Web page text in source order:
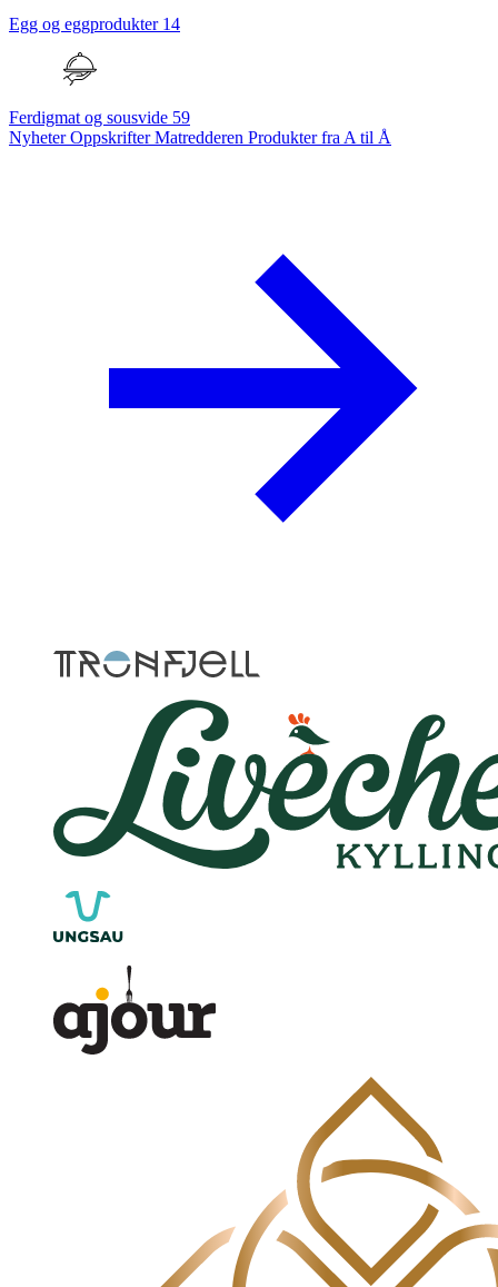
Egg og eggprodukter 14
Ferdigmat og sousvide 59
NyheterOppskrifterMatredderen Produkter fra A til Å